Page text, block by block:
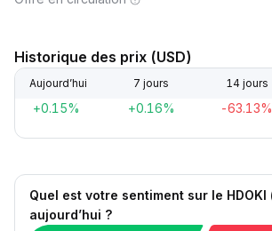
Historique des prix (USD)
Aujourd’hui 7 jours 14 jours
+0.15% +0.16% -63.13%
Quel est votre sentiment sur le HDOKI
aujourd’hui ?